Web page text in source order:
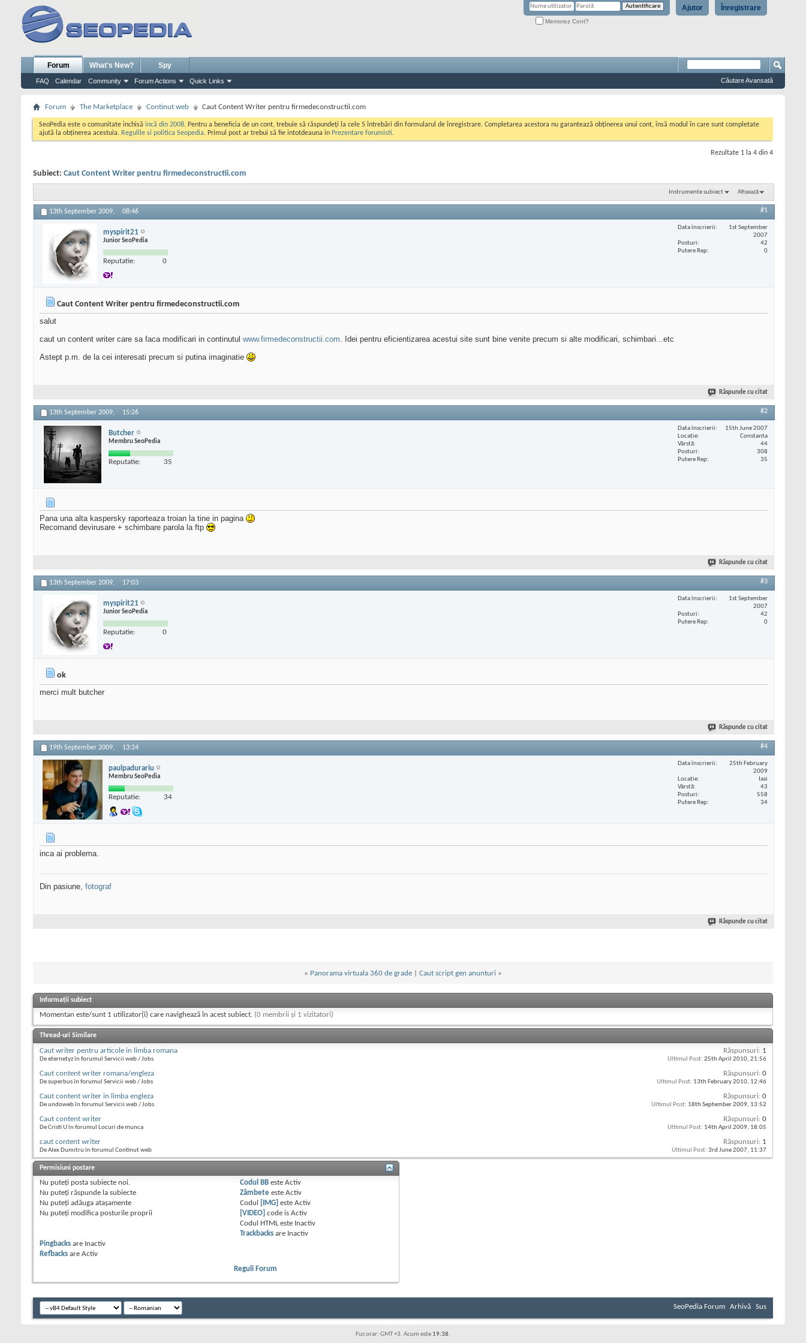
Înregistrare
Ajutor
Memorez Cont?
Forum
FAQ Calendar Community Forum Actions Quick Links
What's New? Spy
Căutare Avansată
Forum The Marketplace Continut web Caut Content Writer pentru firmedeconstructii.com
SeoPedia este o comunitate inchisă incă din 2008. Pentru a beneficia de un cont, trebuie să răspundeți la cele 5 întrebări din formularul de înregistrare. Completarea acestora nu garantează obținerea unui cont, însă modul în care sunt completate
ajută la obținerea acestuia. Regulile si politica Seopedia. Primul post ar trebui să fie intotdeauna in Prezentare forumisti.
Rezultate 1 la 4 din 4
Subiect: Caut Content Writer pentru firmedeconstructii.com
Instrumente subiect Afișează
13th September 2009, 08:46 #1
myspirit21
Junior SeoPedia
Reputatie: 0
Data înscrierii
1st September
2007
Posturi
42
Putere Rep
0
Caut Content Writer pentru firmedeconstructii.com
salut
caut un content writer care sa faca modificari in continutul www.firmedeconstructii.com. Idei pentru eficientizarea acestui site sunt bine venite precum si alte modificari, schimbari...etc
Astept p.m. de la cei interesati precum si putina imaginatie
Răspunde cu citat
13th September 2009, 15:26 #2
Butcher
Membru SeoPedia
Reputatie: 35
Data înscrierii
15th June 2007
Locaţie
Constanta
Vârstă
44
Posturi
308
Putere Rep
35
Pana una alta kaspersky raporteaza troian la tine in pagina
Recomand devirusare + schimbare parola la ftp
Răspunde cu citat
13th September 2009, 17:03 #3
myspirit21
Junior SeoPedia
Reputatie: 0
Data înscrierii
1st September
2007
Posturi
42
Putere Rep
0
ok
merci mult butcher
Răspunde cu citat
19th September 2009, 13:24 #4
paulpadurariu
Membru SeoPedia
Reputatie: 34
Data înscrierii
25th February
2009
Locaţie
Iasi
Vârstă
43
Posturi
558
Putere Rep
34
inca ai problema.
Din pasiune, fotograf
Răspunde cu citat
« Panorama virtuala 360 de grade Caut script gen anunturi »
Informații subiect
Momentan este/sunt 1 utilizator(i) care navighează în acest subiect. (0 membrii și 1 vizitatori)
Thread-uri Similare
Caut writer pentru articole in limba romana
De eternetyz în forumul Servicii web / Jobs
Răspunsuri: 1
Ultimul Post: 25th April 2010, 21:56
Caut content writer romana/engleza
De superbus în forumul Servicii web / Jobs
Răspunsuri: 0
Ultimul Post: 13th February 2010, 12:46
Caut content writer in limba engleza
De undoweb în forumul Servicii web / Jobs
Răspunsuri: 0
Ultimul Post: 18th September 2009, 13:52
Caut content writer
De Cristi U în forumul Locuri de munca
Răspunsuri: 0
Ultimul Post: 14th April 2009, 18:05
caut content writer
De Alex Dumitru în forumul Continut web
Răspunsuri: 1
Ultimul Post: 3rd June 2007, 11:37
Permisiuni postare
Nu puteţi posta subiecte noi.
Nu puteţi răspunde la subiecte
Nu puteţi adăuga ataşamente
Nu puteţi modifica posturile proprii
Codul BB esteActiv
Zâmbete esteActiv
Codul
[IMG] esteActiv
[VIDEO] code isActiv
Codul HTML este Inactiv
Trackbacks are Inactiv
Pingbacks are Inactiv
Refbacks are Activ
Reguli Forum
SeoPedia Forum Arhivă Sus
Fus orar: GMT +3. Acum este 19:38.